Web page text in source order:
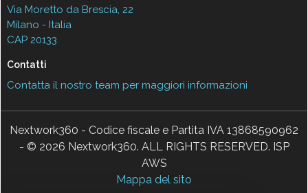
Via Moretto da Brescia, 22
Milano - Italia
CAP 20133
Contatti
Contatta il nostro team per maggiori informazioni
Nextwork360 - Codice fiscale e Partita IVA 13868590962
- © 2026 Nextwork360. ALL RIGHTS RESERVED. ISP
AWS
Mappa del sito